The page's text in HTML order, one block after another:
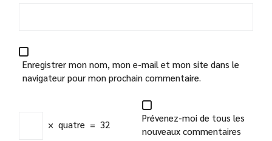
Enregistrer mon nom, mon e-mail et mon site dans le
navigateur pour mon prochain commentaire.
× quatre = 32
Prévenez-moi de tous les
nouveaux commentaires